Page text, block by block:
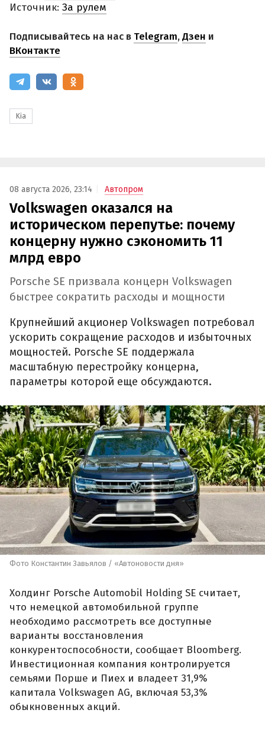
Источник: За рулем
Подписывайтесь на нас в Telegram,Дзен и
ВКонтакте
Kia
08 августа 2026, 23:14 Автопром
Volkswagen оказался на
историческом перепутье: почему
концерну нужно сэкономить 11
млрд евро
Porsche SE призвала концерн Volkswagen
быстрее сократить расходы и мощности
Крупнейший акционер Volkswagen потребовал
ускорить сокращение расходов и избыточных
мощностей. Porsche SE поддержала
масштабную перестройку концерна,
параметры которой еще обсуждаются.
Фото Константин Завьялов / «Автоновости дня»
Холдинг Porsche Automobil Holding SE считает,
что немецкой автомобильной группе
необходимо рассмотреть все доступные
варианты восстановления
конкурентоспособности, сообщает Bloomberg.
Инвестиционная компания контролируется
семьями Порше и Пиех и владеет 31,9%
капитала Volkswagen AG, включая 53,3%
обыкновенных акций.